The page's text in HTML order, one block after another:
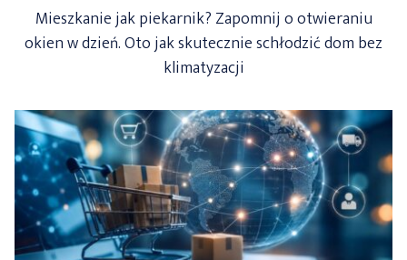
Mieszkanie jak piekarnik? Zapomnij o otwieraniu
okien w dzień. Oto jak skutecznie schłodzić dom bez
klimatyzacji